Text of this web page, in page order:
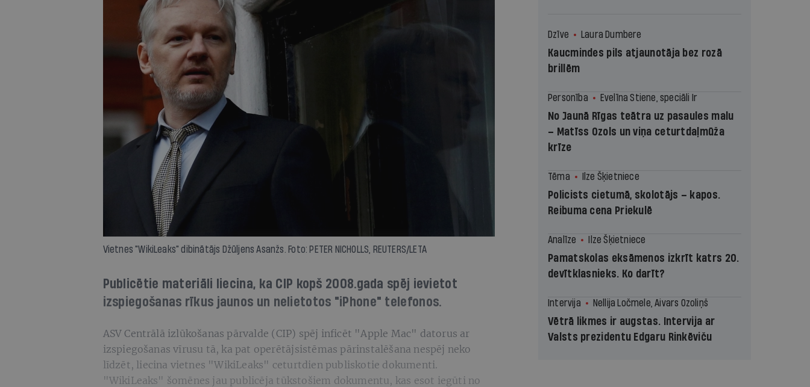
Vietnes "WikiLeaks" dibinātājs Džūljens Asanžs. Foto: PETER NICHOLLS, REUTERS/LETA
Publicētie materiāli liecina, ka CIP kopš 2008.gada spēj ievietot
izspiegošanas rīkus jaunos un nelietotos "iPhone" telefonos.
ASV Centrālā izlūkošanas pārvalde (CIP) spēj inficēt "Apple Mac" datorus ar
izspiegošanas vīrusu tā, ka pat operētājsistēmas pārinstalēšana nespēj neko
līdzēt, liecina vietnes "WikiLeaks" ceturtdien publiskotie dokumenti.
"WikiLeaks" šomēnes jau publicēja tūkstošiem dokumentu, kas esot iegūti no
Dzīve Laura Dumbere
Kaucmindes pils atjaunotāja bez rozā
brillēm
Personība Evelīna Stiene, speciāli Ir
No Jaunā Rīgas teātra uz pasaules malu
– Matīss Ozols un viņa ceturtdaļmūža
krīze
Tēma Ilze Šķietniece
Policists cietumā, skolotājs – kapos.
Reibuma cena Priekulē
Analīze Ilze Šķietniece
Pamatskolas eksāmenos izkrīt katrs 20.
devītklasnieks. Ko darīt?
Intervija Nellija Ločmele, Aivars Ozoliņš
Vētrā likmes ir augstas. Intervija ar
Valsts prezidentu Edgaru Rinkēviču